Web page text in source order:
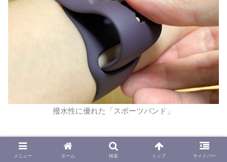
撥水性に優れた「スポーツバンド」
メニュー ホーム 検索 トップ サイドバー